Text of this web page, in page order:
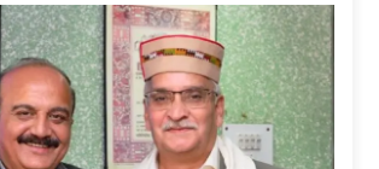
शिक्षा निदेशालय ने जारी किया स्पष्टीकरण
05/08/2026
देहरा पुलिस की बड़ी कार्रवाई- 90 लाख नकद और 2 करोड़के सोने के
आभूषण बरामद, 7 आरोपी गिरफ्तार
05/08/2026